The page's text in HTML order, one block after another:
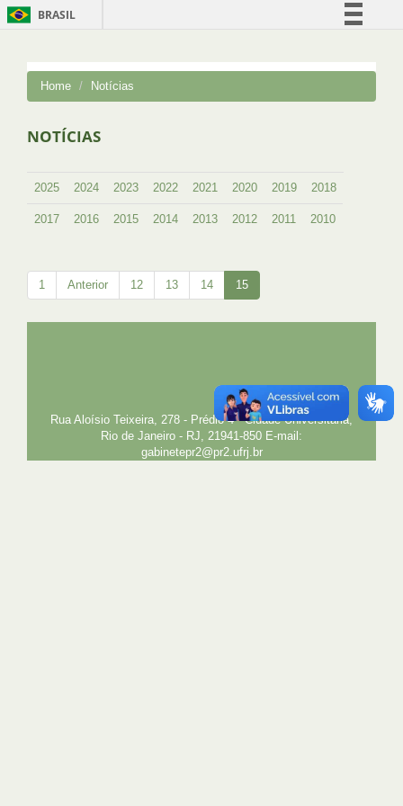
BRASIL
Comunica BR
Home Notícias
NOTÍCIAS
2025 2024 2023 2022 2021 2020 2019 2018
2017 2016 2015 2014 2013 2012 2011 2010
1 Anterior 12 13 14 15
SIGA
SIBI
Rua Aloísio Teixeira, 278 - Prédio 4 - Cidade Universitária,
Rio de Janeiro - RJ, 21941-850 E-mail:
gabinetepr2@pr2.ufrj.br